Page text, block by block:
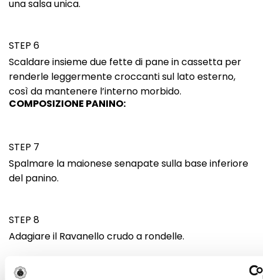
una salsa unica.
STEP 6
Scaldare insieme due fette di pane in cassetta per
renderle leggermente croccanti sul lato esterno,
così da mantenere l’interno morbido.
COMPOSIZIONE PANINO:
STEP 7
Spalmare la maionese senapate sulla base inferiore
del panino.
STEP 8
Adagiare il Ravanello crudo a rondelle.